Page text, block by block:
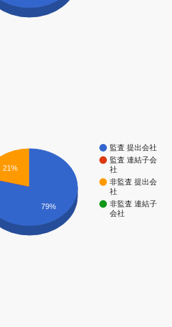
監査 提出会社
監査 連結子会
社
非監査 提出会
社
非監査 連結子
会社
21%
79%